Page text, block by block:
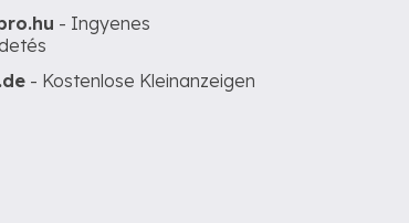
- Ingyenes
- Kostenlose Kleinanzeigen